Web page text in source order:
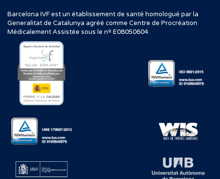
Barcelona IVF est un établissement de santé homologué par la
Generalitat de Catalunya agréé comme Centre de Procréation
Médicalement Assistée sous le nº E08050604.